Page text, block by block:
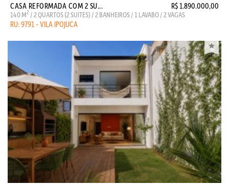
CASA REFORMADA COM 2 SU... R$ 1.890.000,00
140 M2 / 2 QUARTOS (2 SUITES) / 2 BANHEIROS / 1 LAVABO / 2 VAGAS
RU: 9791 - VILA IPOJUCA